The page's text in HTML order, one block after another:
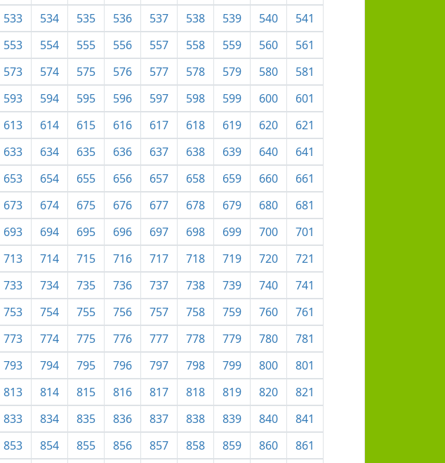
533 534 535 536 537 538 539 540
541
553 554 555 556 557 558 559 560
561
573 574 575 576 577 578 579 580
581
593 594 595 596 597 598 599 600
601
613 614 615 616 617 618 619 620
621
633 634 635 636 637 638 639 640
641
653 654 655 656 657 658 659 660
661
673 674 675 676 677 678 679 680
681
693 694 695 696 697 698 699 700
701
713 714 715 716 717 718 719 720
721
733 734 735 736 737 738 739 740
741
753 754 755 756 757 758 759 760
761
773 774 775 776 777 778 779 780
781
793 794 795 796 797 798 799 800
801
813 814 815 816 817 818 819 820
821
833 834 835 836 837 838 839 840
841
853 854 855 856 857 858 859 860
861